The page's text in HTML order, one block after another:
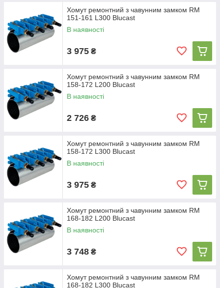
Хомут ремонтний з чавунним замком RM
151-161 L300 Blucast
В наявності
3 975 ₴
Хомут ремонтний з чавунним замком RM
158-172 L200 Blucast
В наявності
2 726 ₴
Хомут ремонтний з чавунним замком RM
158-172 L300 Blucast
В наявності
3 975 ₴
Хомут ремонтний з чавунним замком RM
168-182 L200 Blucast
В наявності
3 748 ₴
Хомут ремонтний з чавунним замком RM
168-182 L300 Blucast